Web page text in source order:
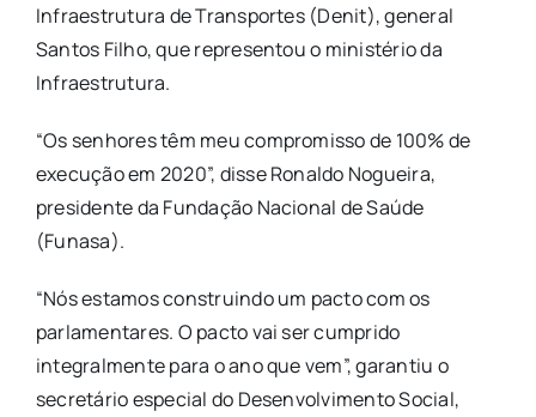
Infraestrutura de Transportes (Denit), general
Santos Filho, que representou o ministério da
Infraestrutura.
“Os senhores têm meu compromisso de 100% de
execução em 2020”, disse Ronaldo Nogueira,
presidente da Fundação Nacional de Saúde
(Funasa).
“Nós estamos construindo um pacto com os
parlamentares. O pacto vai ser cumprido
integralmente para o ano que vem”, garantiu o
secretário especial do Desenvolvimento Social,